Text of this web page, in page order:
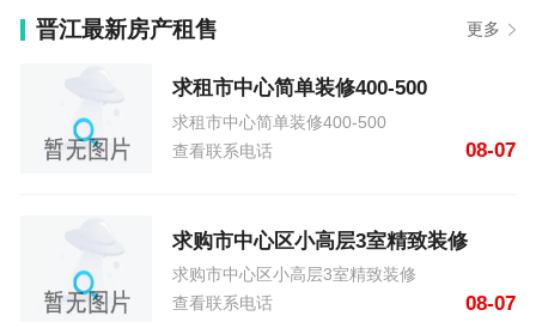
晋江最新房产租售 更多
求租市中心简单装修400-500
求租市中心简单装修400-500
查看联系电话
08-07
求购市中心区小高层3室精致装修
求购市中心区小高层3室精致装修
查看联系电话
08-07